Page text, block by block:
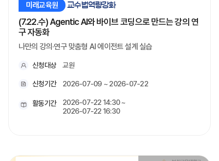
미래교육원 교수법역량강화
(7.22.수) Agentic AI와 바이브 코딩으로 만드는 강의 연
구 자동화
나만의 강의·연구 맞춤형 AI 에이전트 설계 실습
신청대상 교원
신청기간 2026-07-09 ~ 2026-07-22
활동기간
2026-07-22 14:30 ~
2026-07-22 16:30